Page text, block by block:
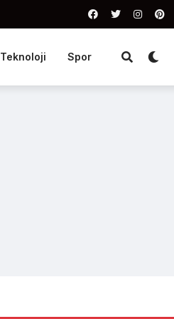
Teknoloji Spor